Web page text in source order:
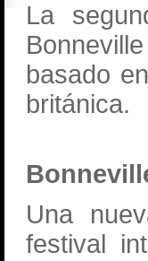
La
basado
británica.
Una
festival